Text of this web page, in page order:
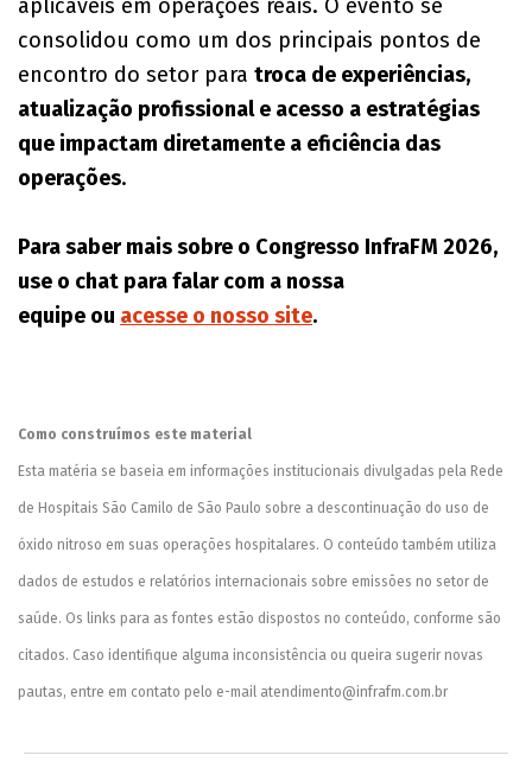
aplicáveis em operações reais. O evento se
consolidou como um dos principais pontos de
encontro do setor para troca de experiências,
atualização profissional e acesso a estratégias
que impactam diretamente a eficiência das
operações.
Para saber mais sobre o Congresso InfraFM 2026,
use o chat para falar com a nossa
equipe ou acesse o nosso site.
Como construímos este material
Esta matéria se baseia em informações institucionais divulgadas pela Rede
de Hospitais São Camilo de São Paulo sobre a descontinuação do uso de
óxido nitroso em suas operações hospitalares. O conteúdo também utiliza
dados de estudos e relatórios internacionais sobre emissões no setor de
saúde. Os links para as fontes estão dispostos no conteúdo, conforme são
citados. Caso identifique alguma inconsistência ou queira sugerir novas
pautas, entre em contato pelo e-mail atendimento@infrafm.com.br